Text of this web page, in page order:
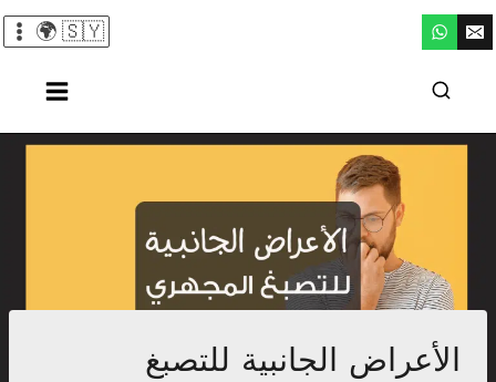
التجاوز
إلى
🇸🇾 🌍
الأعراض الجانبية للتصبغ